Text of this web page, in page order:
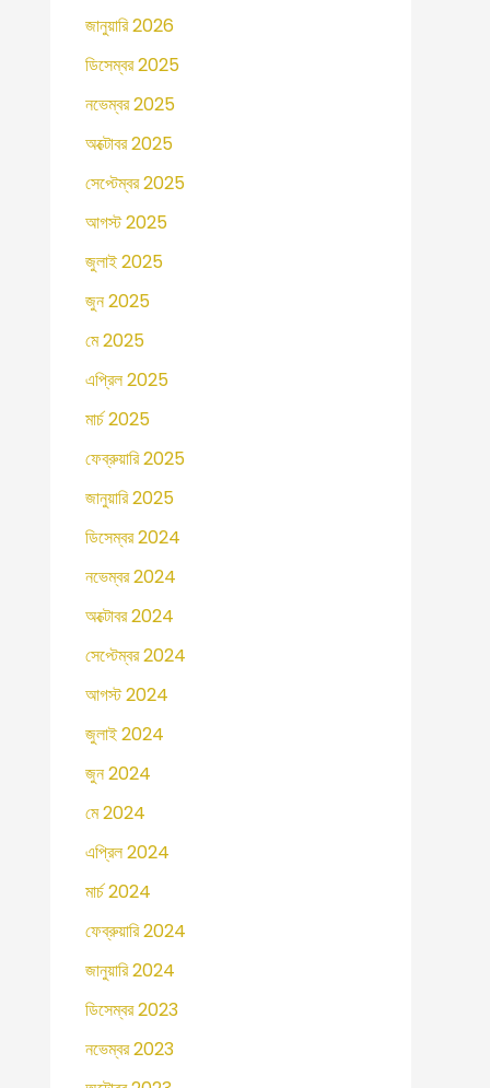
জানুয়ারি 2026
ডিসেম্বর 2025
নভেম্বর 2025
অক্টোবর 2025
সেপ্টেম্বর 2025
আগস্ট 2025
জুলাই 2025
জুন 2025
মে 2025
এপ্রিল 2025
মার্চ 2025
ফেব্রুয়ারি 2025
জানুয়ারি 2025
ডিসেম্বর 2024
নভেম্বর 2024
অক্টোবর 2024
সেপ্টেম্বর 2024
আগস্ট 2024
জুলাই 2024
জুন 2024
মে 2024
এপ্রিল 2024
মার্চ 2024
ফেব্রুয়ারি 2024
জানুয়ারি 2024
ডিসেম্বর 2023
নভেম্বর 2023